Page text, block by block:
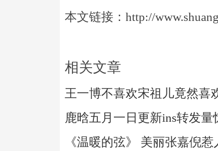
本文链接：http://
相关文章
王一博不喜欢宋祖儿竟然喜
鹿晗五月一日更新ins转发
《温暖的弦》 美丽张嘉倪